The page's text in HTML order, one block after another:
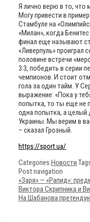
Я лично верю в то, что
Могу привести в
Стамбуле на
«Милан», когда
финал еще называют
«Ливерпуль» проиграл
половине встречи
3:3, победить в серии
чемпионов. И стоит
гола за один тайм. У
выражение: «Пока у
попытка, то ты еще не
одна попытка, а
Украины. Мы верим в
– сказал Грозный.
https://sport.ua/
Categories Новости
Post navigation
«Заря» — «Рапид»:
Виктора Скрипника и
На Шабанова